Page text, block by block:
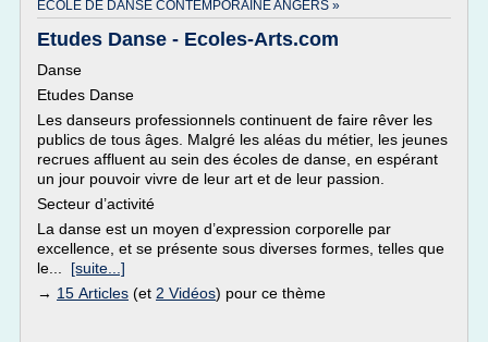
ECOLE DE DANSE CONTEMPORAINE ANGERS »
Etudes Danse - Ecoles-Arts.com
Danse
Etudes Danse
Les danseurs professionnels continuent de faire rêver les
publics de tous âges. Malgré les aléas du métier, les jeunes
recrues affluent au sein des écoles de danse, en espérant
un jour pouvoir vivre de leur art et de leur passion.
Secteur d’activité
La danse est un moyen d’expression corporelle par
excellence, et se présente sous diverses formes, telles que
le... [suite...]
→ 15 Articles (et 2 Vidéos) pour ce thème